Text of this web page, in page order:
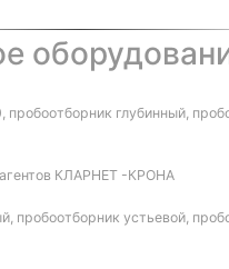
глубинный,
КЛАРНЕТ -КРОНА
пробоотборник устьевой,